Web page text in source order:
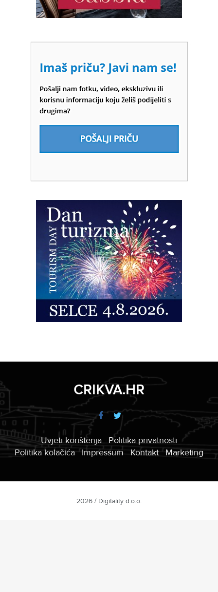
CRIKVA.HR
Uvjeti korištenja
Politika privatnosti
Politika kolačića
Impressum Kontakt Marketing
2026 / Digitality d.o.o.